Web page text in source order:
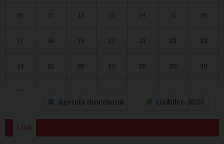
10 12 13 14 15 16
17 18 19 20 21 22 23
24 25 26 27 28 29 30
31
Agenda diocesana Giubileo 2025
Link